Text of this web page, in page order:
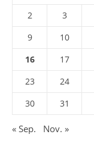
2
3
9
10
16
17
23
24
30
31
« Sep. Nov. »